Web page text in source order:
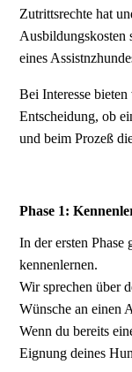
Zutrittsrechte hat
Ausbildungskosten
eines
Bei Interesse
Entscheidung, ob
und beim Prozeß
Phase 1:
In der ersten Phase
kennenlernen.
Wir sprechen über
Wünsche an einen
Wenn du bereits
Eignung deines